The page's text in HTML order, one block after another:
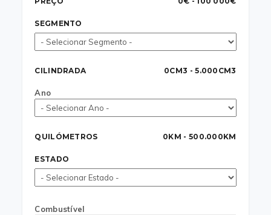
SEGMENTO
CILINDRADA 0CM3 - 5.000CM3
Ano
QUILÓMETROS 0KM - 500.000KM
ESTADO
Combustível